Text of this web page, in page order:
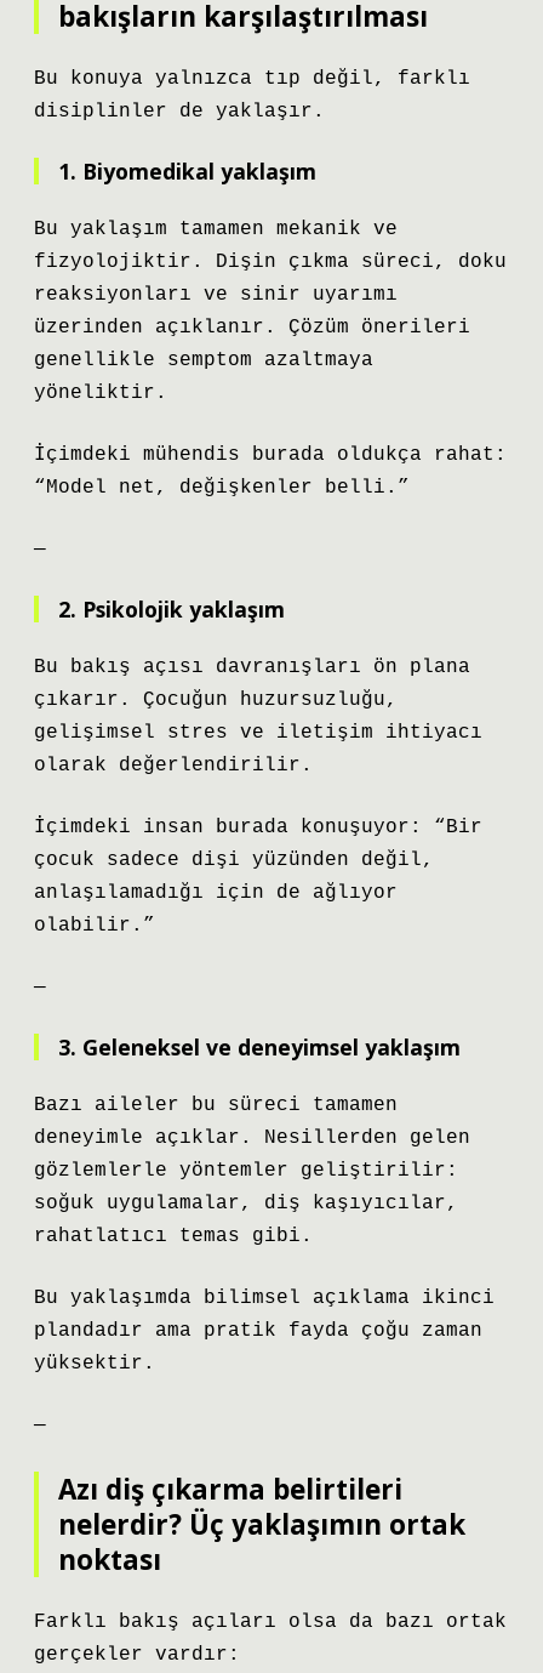
bakışların karşılaştırılması
Bu konuya yalnızca tıp değil, farklı
disiplinler de yaklaşır.
1. Biyomedikal yaklaşım
Bu yaklaşım tamamen mekanik ve
fizyolojiktir. Dişin çıkma süreci, doku
reaksiyonları ve sinir uyarımı
üzerinden açıklanır. Çözüm önerileri
genellikle semptom azaltmaya
yöneliktir.
İçimdeki mühendis burada oldukça rahat:
“Model net, değişkenler belli.”
—
2. Psikolojik yaklaşım
Bu bakış açısı davranışları ön plana
çıkarır. Çocuğun huzursuzluğu,
gelişimsel stres ve iletişim ihtiyacı
olarak değerlendirilir.
İçimdeki insan burada konuşuyor: “Bir
çocuk sadece dişi yüzünden değil,
anlaşılamadığı için de ağlıyor
olabilir.”
—
3. Geleneksel ve deneyimsel yaklaşım
Bazı aileler bu süreci tamamen
deneyimle açıklar. Nesillerden gelen
gözlemlerle yöntemler geliştirilir:
soğuk uygulamalar, diş kaşıyıcılar,
rahatlatıcı temas gibi.
Bu yaklaşımda bilimsel açıklama ikinci
plandadır ama pratik fayda çoğu zaman
yüksektir.
—
Azı diş çıkarma belirtileri
nelerdir? Üç yaklaşımın ortak
noktası
Farklı bakış açıları olsa da bazı ortak
gerçekler vardır: